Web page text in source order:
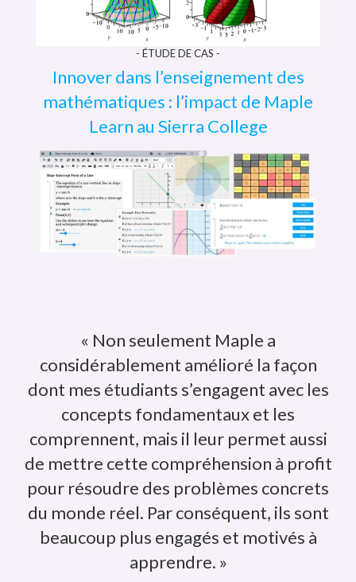
- ÉTUDE DE CAS -
Innover dans l’enseignement des
mathématiques : l’impact de Maple
Learn au Sierra College
« Non seulement Maple a
considérablement amélioré la façon
dont mes étudiants s’engagent avec les
concepts fondamentaux et les
comprennent, mais il leur permet aussi
de mettre cette compréhension à profit
pour résoudre des problèmes concrets
du monde réel. Par conséquent, ils sont
beaucoup plus engagés et motivés à
apprendre. »